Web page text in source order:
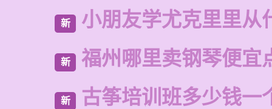
新 小朋友学尤克里里从
新 福州哪里卖钢琴便宜
新 古筝培训班多少钱一